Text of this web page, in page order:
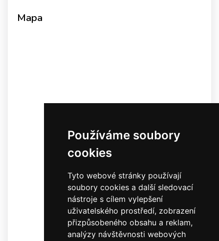
Používáme soubory
cookies
Tyto webové stránky používají
soubory cookies a další sledovací
nástroje s cílem vylepšení
uživatelského prostředí, zobrazení
přizpůsobeného obsahu a reklam,
analýzy návštěvnosti webových
Mapa